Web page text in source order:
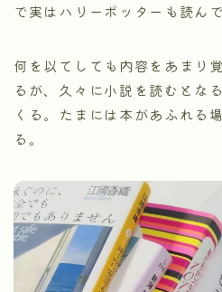
で実はハリーポッターも読んで
何を以てしても内容をあまり
るが、久々に小説を読むとな
くる。たまには本があふれる
る。